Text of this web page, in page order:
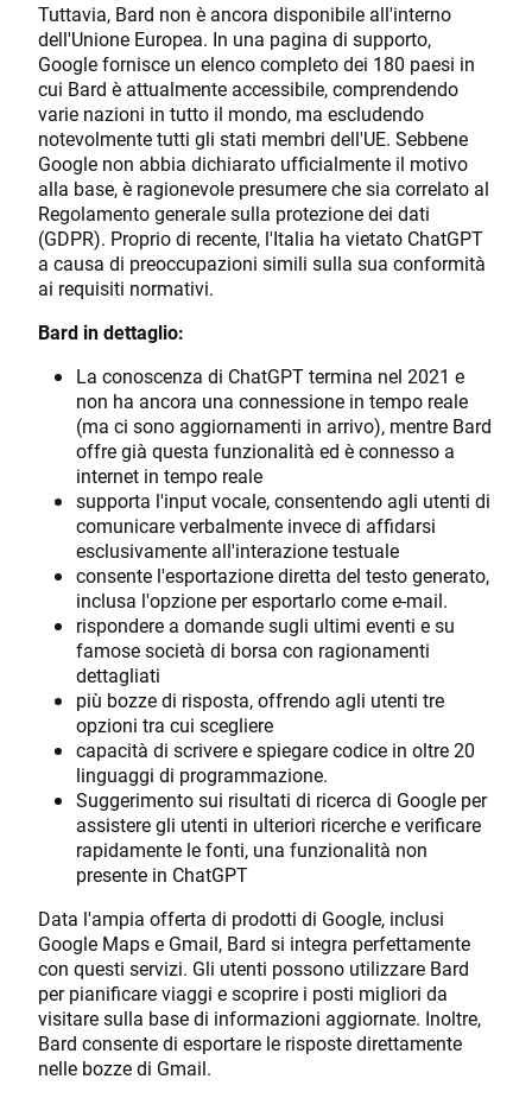
Tuttavia, Bard non è ancora disponibile all'interno
dell'Unione Europea. In una pagina di supporto,
Google fornisce un elenco completo dei 180 paesi in
cui Bard è attualmente accessibile, comprendendo
varie nazioni in tutto il mondo, ma escludendo
notevolmente tutti gli stati membri dell'UE. Sebbene
Google non abbia dichiarato ufficialmente il motivo
alla base, è ragionevole presumere che sia correlato al
Regolamento generale sulla protezione dei dati
(GDPR). Proprio di recente, l'Italia ha vietato ChatGPT
a causa di preoccupazioni simili sulla sua conformità
ai requisiti normativi.
Bard in dettaglio:
La conoscenza di ChatGPT termina nel 2021 e
non ha ancora una connessione in tempo reale
(ma ci sono aggiornamenti in arrivo), mentre Bard
offre già questa funzionalità ed è connesso a
internet in tempo reale
supporta l'input vocale, consentendo agli utenti di
comunicare verbalmente invece di affidarsi
esclusivamente all'interazione testuale
consente l'esportazione diretta del testo generato,
inclusa l'opzione per esportarlo come e-mail.
rispondere a domande sugli ultimi eventi e su
famose società di borsa con ragionamenti
dettagliati
più bozze di risposta, offrendo agli utenti tre
opzioni tra cui scegliere
capacità di scrivere e spiegare codice in oltre 20
linguaggi di programmazione.
Suggerimento sui risultati di ricerca di Google per
assistere gli utenti in ulteriori ricerche e verificare
rapidamente le fonti, una funzionalità non
presente in ChatGPT
Data l'ampia offerta di prodotti di Google, inclusi
Google Maps e Gmail, Bard si integra perfettamente
con questi servizi. Gli utenti possono utilizzare Bard
per pianificare viaggi e scoprire i posti migliori da
visitare sulla base di informazioni aggiornate. Inoltre,
Bard consente di esportare le risposte direttamente
nelle bozze di Gmail.